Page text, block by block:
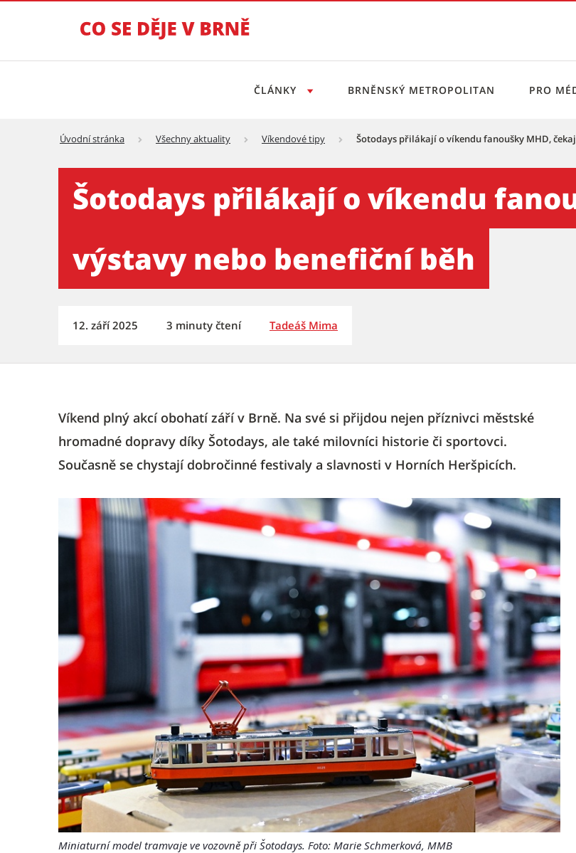
Šotodays přilákají o víkendu fanoušky MHD,
ČLÁNKY BRNĚNSKÝ METROPOLITAN PRO
Úvodní stránka Všechny aktuality Víkendové tipy Šotodays přilákají o víkendu fanoušky MHD,
Šotodays přilákají o víkendu
výstavy nebo benefiční běh
12. září 2025 3 minuty čtení Tadeáš Mima
Víkend plný akcí obohatí září v Brně. Na své si přijdou nejen příznivci městské
hromadné dopravy díky Šotodays, ale také milovníci historie či sportovci.
Současně se chystají dobročinné festivaly a slavnosti v Horních Heršpicích.
Miniaturní model tramvaje ve vozovně při Šotodays. Foto: Marie Schmerková, MMB